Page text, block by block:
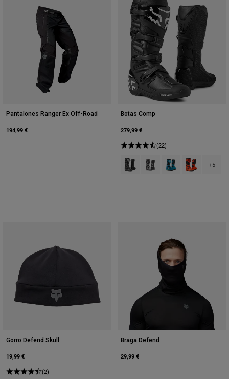
Pantalones Ranger Ex Off-Road
194,99 €
Botas Comp
279,99 €
(22)
Product swatch type of Negro.
Product swatch type of
Product swatch
Product+5
Gorro Defend Skull
19,99 €
(2)
Braga Defend
29,99 €